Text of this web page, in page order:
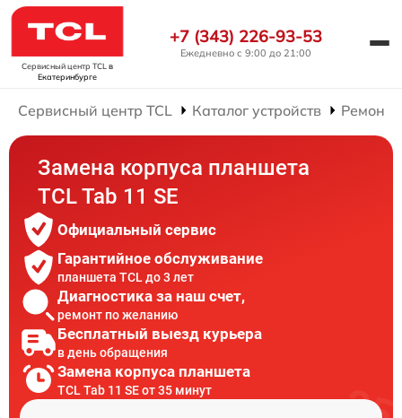
Сервисный центр TCL в
Екатеринбурге
+7 (343) 226-93-53
Ежедневно с 9:00 до 21:00
Сервисный центр TCL Каталог устройств Ремонт
Замена корпуса планшета
TCL Tab 11 SE
Официальный сервис
Гарантийное обслуживание
планшета TCL до 3 лет
Диагностика за наш счет,
ремонт по желанию
Бесплатный выезд курьера
в день обращения
Замена корпуса планшета
TCL Tab 11 SE от 35 минут